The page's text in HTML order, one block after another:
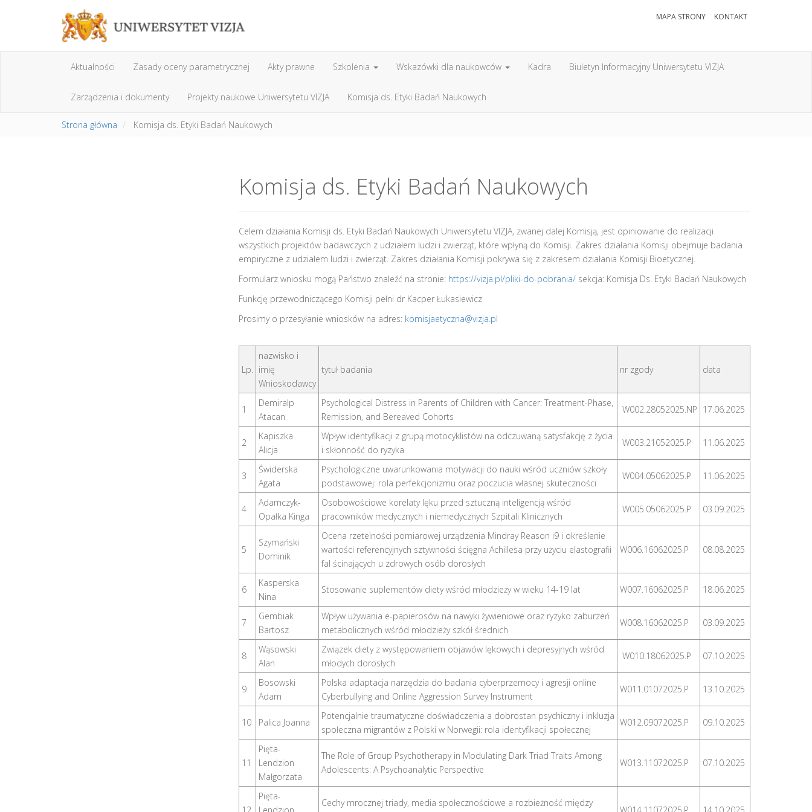
MAPA STRONY KONTAKT
Aktualności Zasady oceny parametrycznej Akty prawne Szkolenia Wskazówki dla naukowców Kadra Biuletyn Informacyjny Uniwersytetu VIZJA
Zarządzenia i dokumenty Projekty naukowe Uniwersytetu VIZJA Komisja ds. Etyki Badań Naukowych
Strona główna Komisja ds. Etyki Badań Naukowych
Komisja ds. Etyki Badań Naukowych
Celem działania Komisji ds. Etyki Badań Naukowych Uniwersytetu VIZJA, zwanej dalej Komisją, jest opiniowanie do realizacji
wszystkich projektów badawczych z udziałem ludzi i zwierząt, które wpłyną do Komisji. Zakres działania Komisji obejmuje badania
empiryczne z udziałem ludzi i zwierząt. Zakres działania Komisji pokrywa się z zakresem działania Komisji Bioetycznej.
Formularz wniosku mogą Państwo znaleźć na stronie: https://vizja.pl/pliki-do-pobrania/sekcja: Komisja Ds. Etyki Badań Naukowych
Funkcję przewodniczącego Komisji pełni dr Kacper Łukasiewicz
Prosimy o przesyłanie wniosków na adres: komisjaetyczna@vizja.pl
Lp.
nazwisko i
imię
Wnioskodawcy
tytuł badania nr zgody data
1
Demiralp
Atacan
Psychological Distress in Parents of Children with Cancer: Treatment-Phase,
Remission, and Bereaved Cohorts
W002.28052025.NP 17.06.2025
2
Kapiszka
Alicja
Wpływ identyfikacji z grupą motocyklistów na odczuwaną satysfakcję z życia
i skłonność do ryzyka
W003.21052025.P 11.06.2025
3
Świderska
Agata
Psychologiczne uwarunkowania motywacji do nauki wśród uczniów szkoły
podstawowej: rola perfekcjonizmu oraz poczucia własnej skuteczności
W004.05062025.P 11.06.2025
4
Adamczyk-
Opałka Kinga
Osobowościowe korelaty lęku przed sztuczną inteligencją wśród
pracowników medycznych i niemedycznych Szpitali Klinicznych
W005.05062025.P 03.09.2025
5
Szymański
Dominik
Ocena rzetelności pomiarowej urządzenia Mindray Reason i9 i określenie
wartości referencyjnych sztywności ścięgna Achillesa przy użyciu elastografii
fal ścinających u zdrowych osób dorosłych
W006.16062025.P 08.08.2025
6
Kasperska
Nina
Stosowanie suplementów diety wśród młodzieży w wieku 14-19 lat W007.16062025.P 18.06.2025
7
Gembiak
Bartosz
Wpływ używania e-papierosów na nawyki żywieniowe oraz ryzyko zaburzeń
metabolicznych wśród młodzieży szkół średnich
W008.16062025.P 03.09.2025
8
Wąsowski
Alan
Związek diety z występowaniem objawów lękowych i depresyjnych wśród
młodych dorosłych
W010.18062025.P 07.10.2025
9
Bosowski
Adam
Polska adaptacja narzędzia do badania cyberprzemocy i agresji online
Cyberbullying and Online Aggression Survey Instrument
W011.01072025.P 13.10.2025
10 Palica Joanna
Potencjalnie traumatyczne doświadczenia a dobrostan psychiczny i inkluzja
społeczna migrantów z Polski w Norwegii: rola identyfikacji społecznej
W012.09072025.P 09.10.2025
11
Pięta-
Lendzion
Małgorzata
The Role of Group Psychotherapy in Modulating Dark Triad Traits Among
Adolescents: A Psychoanalytic Perspective
W013.11072025.P 07.10.2025
Pięta-
Cechy mrocznej triady, media społecznościowe a rozbieżność między